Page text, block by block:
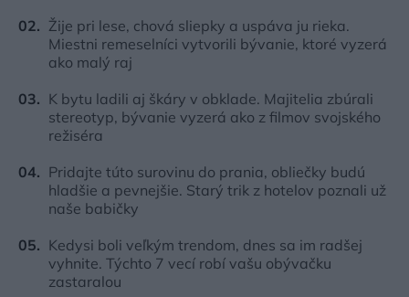
Žije pri lese, chová sliepky a uspáva ju rieka.
Miestni remeselníci vytvorili bývanie, ktoré vyzerá
ako malý raj
K bytu ladili aj škáry v obklade. Majitelia zbúrali
stereotyp, bývanie vyzerá ako z filmov svojského
režiséra
Pridajte túto surovinu do prania, obliečky budú
hladšie a pevnejšie. Starý trik z hotelov poznali už
naše babičky
Kedysi boli veľkým trendom, dnes sa im radšej
vyhnite. Týchto 7 vecí robí vašu obývačku
zastaralou